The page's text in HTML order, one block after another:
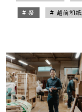
# 祭 # 越前和紙